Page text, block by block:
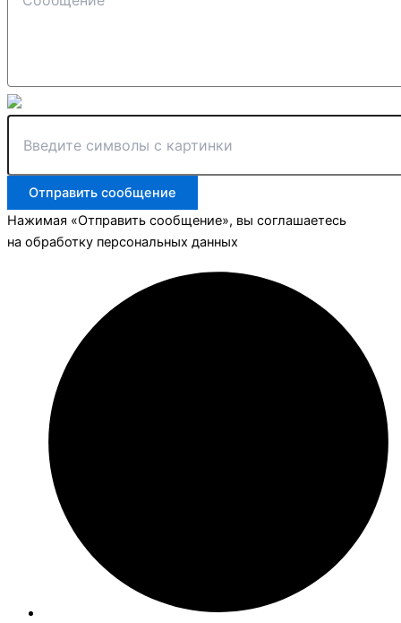
Отправить сообщение
Нажимая «Отправить сообщение», вы соглашаетесь
на обработку персональных данных